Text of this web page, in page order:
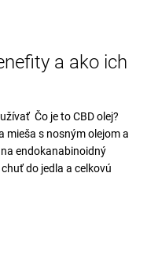
a ako ich
Čo je to CBD olej?
mieša s nosným olejom a
endokanabinoidný
do jedla a celkovú